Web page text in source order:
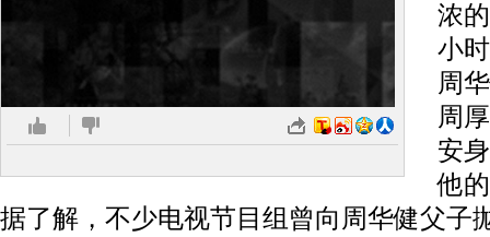
浓
小
周
周
安
他
据了解，不少电视节目组曾向周华健父子